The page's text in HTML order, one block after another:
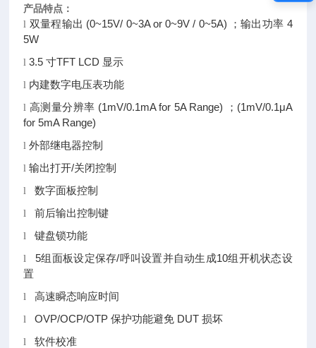
产品特点：
l 双量程输出 (0~15V/ 0~3A or 0~9V / 0~5A) ；输出功率 4
5W
l3.5 寸TFT LCD 显示
l 内建数字电压表功能
l 高测量分辨率 (1mV/0.1mA for 5A Range) ；(1mV/0.1μA
for 5mA Range)
l外部继电器控制
l输出打开/关闭控制
l 数字面板控制
l 前后输出控制键
l 键盘锁功能
l
5组面板设定保存/呼叫设置并自动生成10组开机状态设
置
l 高速瞬态响应时间
l OVP/OCP/OTP 保护功能避免 DUT 损坏
l 软件校准